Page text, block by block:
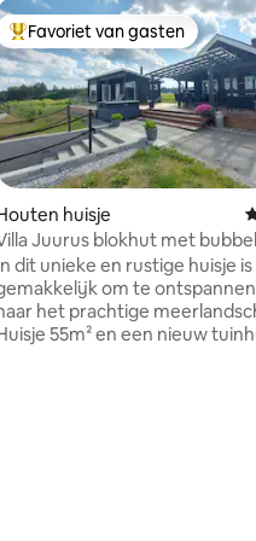
van 4,87 uit 5, 294
Topfavoriet van gasten
Favoriet van gasten
huisje
Juurus blokhut met
dit unieke en rustige huisje
om te
het prachtige
55m² en een nieuw